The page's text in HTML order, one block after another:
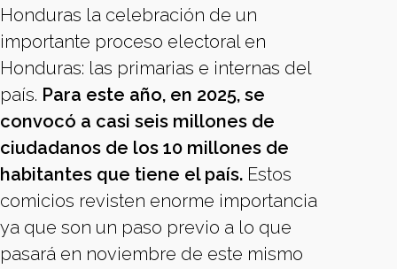
Honduras la celebración de un
importante proceso electoral en
Honduras: las primarias e internas del
país. Para este año, en 2025, se
convocó a casi seis millones de
ciudadanos de los 10 millones de
habitantes que tiene el país. Estos
comicios revisten enorme importancia
ya que son un paso previo a lo que
pasará en noviembre de este mismo